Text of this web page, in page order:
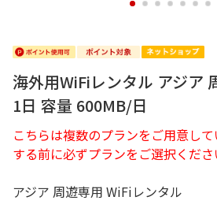
1 2 3 4 5 6 7
海外用WiFiレンタル アジア
1日 容量 600MB/日
こちらは複数のプランをご用意し
する前に必ずプランをご選択くださ
アジア 周遊専用 WiFiレンタル